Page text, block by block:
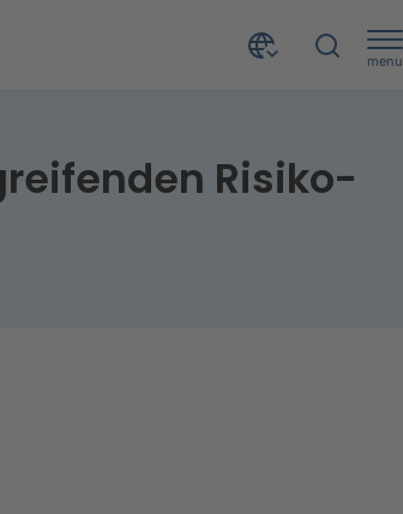
menu
Risiko-